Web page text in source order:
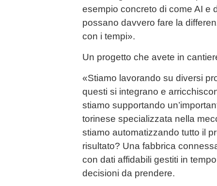
esempio concreto di come AI e
possano davvero fare la
con i tempi».
Un progetto che avete in
«Stiamo lavorando su diversi
questi si integrano e
stiamo supportando
torinese specializzata nella
stiamo automatizzando tutto il
risultato? Una fabbrica
con dati affidabili gestiti in
decisioni da prendere.